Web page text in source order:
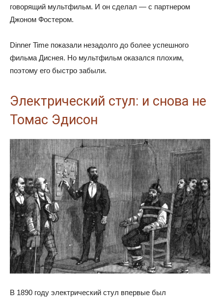
говорящий мультфильм. И он сделал — с партнером
Джоном Фостером.
Dinner Time показали незадолго до более успешного
фильма Диснея. Но мультфильм оказался плохим,
поэтому его быстро забыли.
Электрический стул: и снова не
Томас Эдисон
В 1890 году электрический стул впервые был